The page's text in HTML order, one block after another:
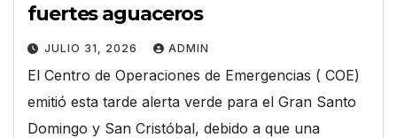
fuertes aguaceros
JULIO 31, 2026 ADMIN
El Centro de Operaciones de Emergencias ( COE)
emitió esta tarde alerta verde para el Gran Santo
Domingo y San Cristóbal, debido a que una